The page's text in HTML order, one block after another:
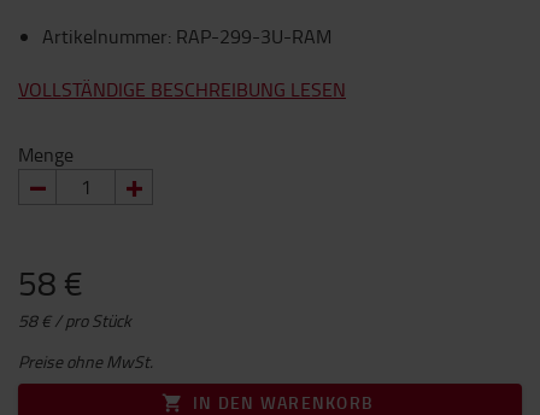
Artikelnummer: RAP-299-3U-RAM
VOLLSTÄNDIGE BESCHREIBUNG LESEN
Menge
58 €
58 € / pro Stück
Preise ohne MwSt.
IN DEN WARENKORB